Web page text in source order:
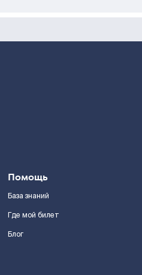
Помощь
База знаний
Где мой билет
Блог